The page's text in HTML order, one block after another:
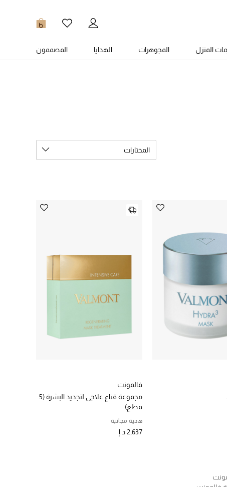
0
المنزل المجوهرات الهدايا المصممون
المختارات
فالمونت
مجموعة قناع علاجي لتجديد البشرة (5
قطع)
هدية مجانية
2,637 د.إ